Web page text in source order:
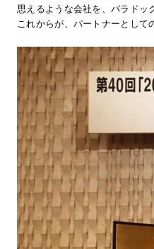
思えるような会社を、パラドッ
これからが、パートナーとして